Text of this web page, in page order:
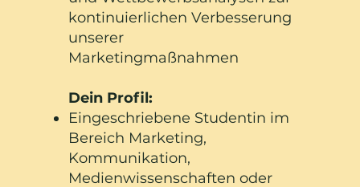
kontinuierlichen Verbesserung
unserer
Marketingmaßnahmen
Dein Profil:
Eingeschriebene Studentin im
Bereich Marketing,
Kommunikation,
Medienwissenschaften oder